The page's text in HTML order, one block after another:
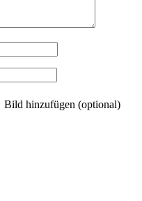
Bild hinzufügen (optional)